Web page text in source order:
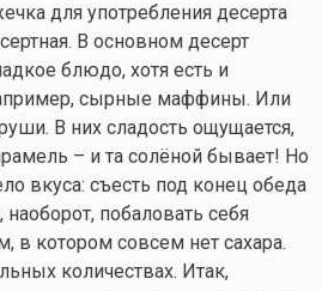
для употребления десерта
В основном десерт
блюдо, хотя есть и
сырные маффины. Или
В них сладость ощущается,
– и та солёной бывает! Но
вкуса: съесть под конец обеда
побаловать себя
котором совсем нет сахара.
количествах. Итак,